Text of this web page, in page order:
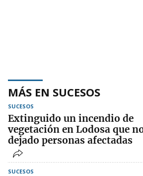
MÁS EN SUCESOS
SUCESOS
Extinguido un incendio de
vegetación en Lodosa que
dejado personas afectadas
SUCESOS